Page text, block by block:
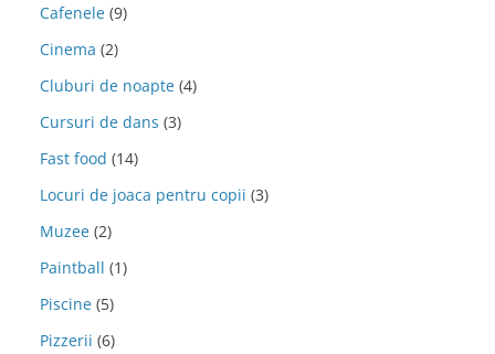
Cafenele (9)
Cinema (2)
Cluburi de noapte (4)
Cursuri de dans (3)
Fast food (14)
Locuri de joaca pentru copii (3)
Muzee (2)
Paintball (1)
Piscine (5)
Pizzerii (6)